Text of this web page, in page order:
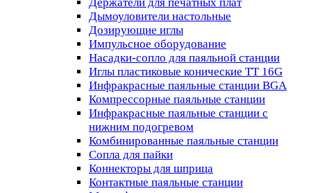
Дымоуловители настольные
Дозирующие иглы
Импульсное оборудование
Насадки-сопло для паяльной станции
Иглы пластиковые конические TT 16G
Инфракрасные паяльные станции BGA
Компрессорные паяльные станции
Инфракрасные паяльные станции с
нижним подогревом
Комбинированные паяльные станции
Сопла для пайки
Коннекторы для шприца
Контактные паяльные станции